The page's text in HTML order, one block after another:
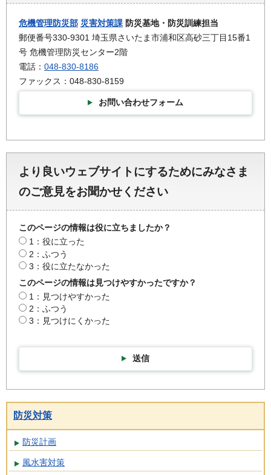
危機管理防災部 災害対策課 防災基地・防災訓練担当
郵便番号330-9301 埼玉県さいたま市浦和区高砂三丁目15番1
号 危機管理防災センター2階
電話： 048-830-8186
ファックス：048-830-8159
お問い合わせフォーム
より良いウェブサイトにするためにみなさま
のご意見をお聞かせください
このページの情報は役に立ちましたか？
1：役に立った
2：ふつう
3：役に立たなかった
このページの情報は見つけやすかったですか？
1：見つけやすかった
2：ふつう
3：見つけにくかった
送信
防災対策
防災計画
風水害対策